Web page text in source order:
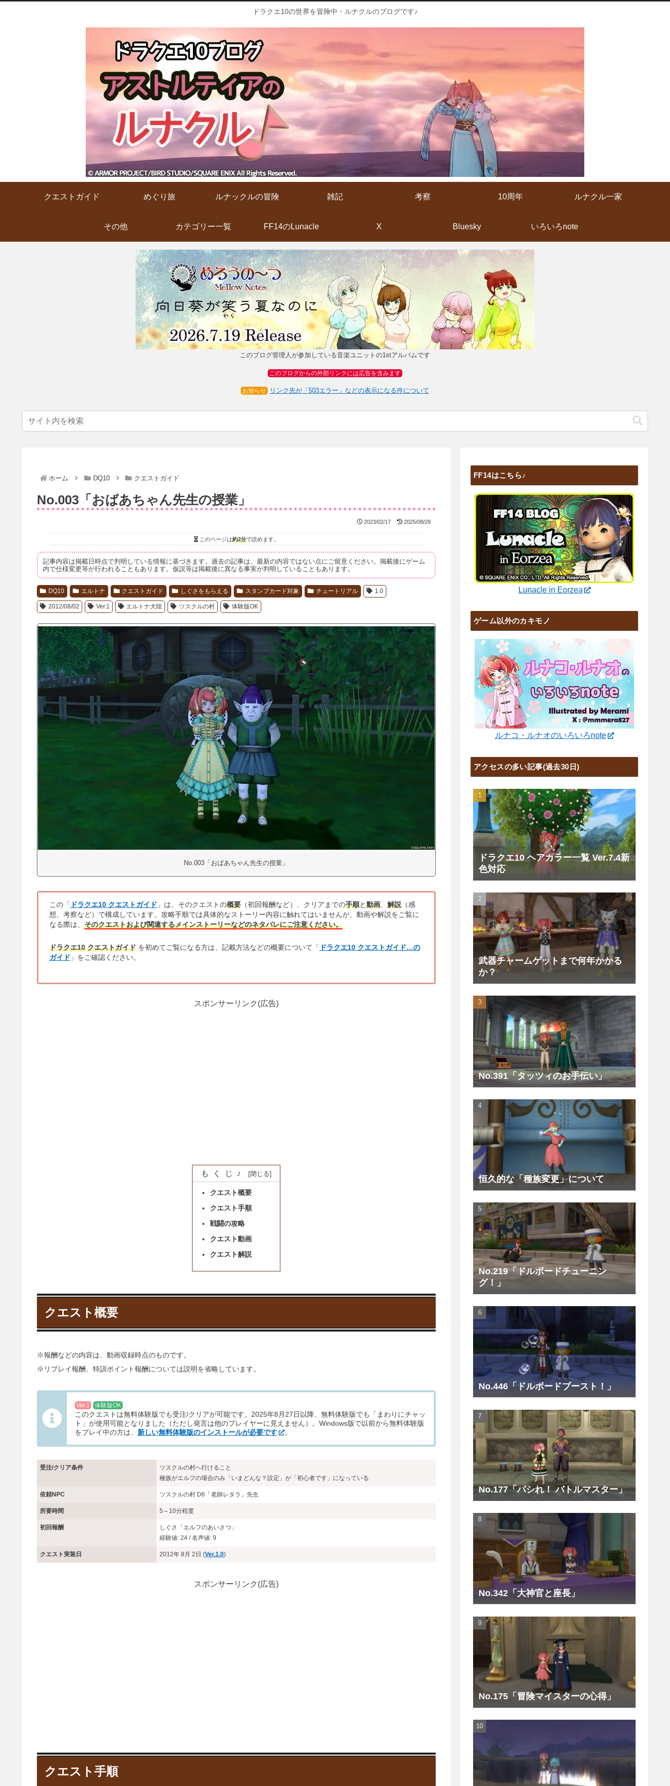
ドラクエ10の世界を冒険中・ルナクルのブログです♪
クエストガイド めぐり旅 ルナックルの冒険 雑記 考察 10周年 ルナクル一家
その他 カテゴリー一覧 FF14のLunacle X Bluesky いろいろnote
このブログ管理人が参加している音楽ユニットの1stアルバムです
このブログからの外部リンクには広告を含みます
お知らせ リンク先が「503エラー」などの表示になる件について
ホーム DQ10 クエストガイド
No.003「おばあちゃん先生の授業」
2023/02/17 2025/08/28
このページは約2分で読めます。
記事内容は掲載日時点で判明している情報に基づきます。過去の記事は、最新の内容ではない点にご留意ください。掲載後にゲーム
内で仕様変更等が行われることもあります。仮説等は掲載後に異なる事実が判明していることもあります。
DQ10 エルトナ クエストガイド しぐさをもらえる スタンプカード対象 チュートリアル 1.0
2012/08/02 Ver.1 エルトナ大陸 ツスクルの村 体験版OK
No.003「おばあちゃん先生の授業」
この「 ドラクエ10 クエストガイド 」は、そのクエストの概要（初回報酬など）、クリアまでの手順と動画、 解説（感
想、考察など）で構成しています。攻略手順では具体的なストーリー内容に触れてはいませんが、動画や解説をご覧に
なる際は、 そのクエストおよび関連するメインストーリーなどのネタバレにご注意ください。
ドラクエ10 クエストガイドを初めてご覧になる方は、記載方法などの概要について「 ドラクエ10 クエストガイド…の
ガイド 」をご確認ください。
スポンサーリンク(広告)
もくじ♪
クエスト概要
クエスト手順
戦闘の攻略
クエスト動画
クエスト解説
クエスト概要
※報酬などの内容は、動画収録時点のものです。
※リプレイ報酬、特訓ポイント報酬については説明を省略しています。
Ver.1 体験版OK
このクエストは無料体験版でも受注/クリアが可能です。2025年8月27日以降、無料体験版でも「まわりにチャッ
ト」が使用可能となりました（ただし発言は他のプレイヤーに見えません）。Windows版で以前から無料体験版
をプレイ中の方は、 新しい無料体験版のインストールが必要です 。
受注/クリア条件
ツスクルの村へ行けること
種族がエルフの場合のみ「いまどんな？設定」が「初心者です」になっている
依頼NPC ツスクルの村 D6「老師レタラ」先生
所要時間 5～10分程度
初回報酬
しぐさ「エルフのあいさつ」
経験値: 24 / 名声値: 9
クエスト実装日 2012年 8月 2日 (Ver.1.0)
スポンサーリンク(広告)
クエスト手順
FF14はこちら♪
Lunacle in Eorzea
ゲーム以外のカキモノ
ルナコ・ルナオのいろいろnote
アクセスの多い記事(過去30日)
ドラクエ10 ヘアカラー一覧 Ver.7.4新
色対応
武器チャームゲットまで何年かかる
か？
No.391「タッツィのお手伝い」
恒久的な「種族変更」について
No.219「ドルボードチューニン
グ！」
No.446「ドルボードブースト！」
No.177「パシれ！ バトルマスター」
No.342「大神官と座長」
No.175「冒険マイスターの心得」